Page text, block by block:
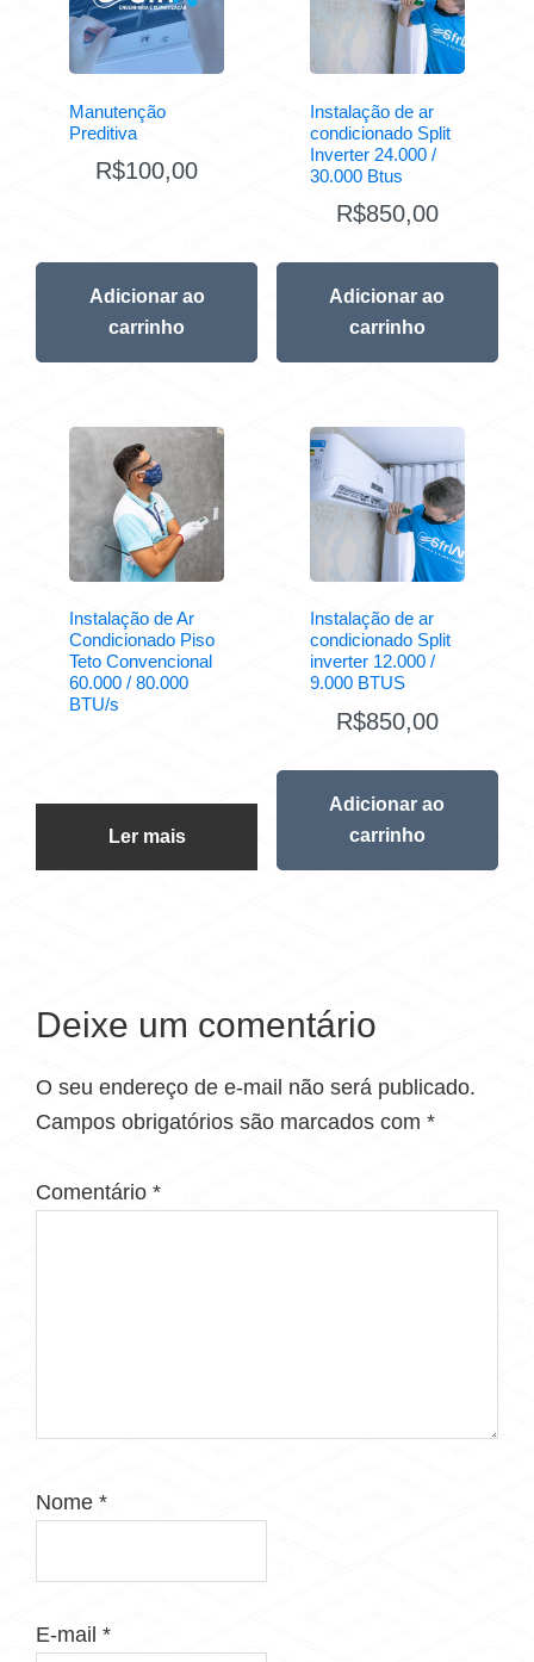
Manutenção
Preditiva
R$100,00
Adicionar ao
carrinho
Instalação de ar
condicionado Split
Inverter 24.000 /
30.000 Btus
R$850,00
Adicionar ao
carrinho
Instalação de Ar
Condicionado Piso
Teto Convencional
60.000 / 80.000
BTU/s
Ler mais
Instalação de ar
condicionado Split
inverter 12.000 /
9.000 BTUS
R$850,00
Adicionar ao
carrinho
Deixe um comentário
O seu endereço de e-mail não será publicado.
Campos obrigatórios são marcados com *
Comentário *
Nome *
E-mail *